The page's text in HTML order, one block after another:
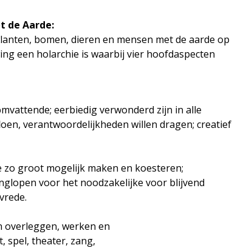
de Aarde:
bomen, dieren en mensen met de aarde op
een holarchie is waarbij vier hoofdaspecten
eerbiedig verwonderd zijn in alle
verantwoordelijkheden willen dragen; creatief
groot mogelijk maken en koesteren;
voor het noodzakelijke voor blijvend
overleggen, werken en
spel, theater, zang,